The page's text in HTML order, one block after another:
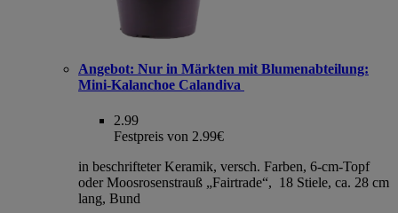
Angebot: Nur in Märkten mit Blumenabteilung:
Mini-Kalanchoe Calandiva
2.99
Festpreis von 2.99€
in beschrifteter Keramik, versch. Farben, 6-cm-Topf
oder Moosrosenstrauß „Fairtrade“, 18 Stiele, ca. 28 cm
lang, Bund